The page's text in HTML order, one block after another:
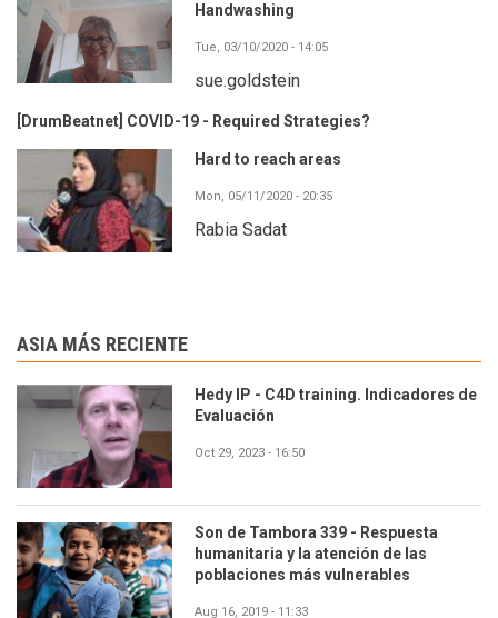
Handwashing
Tue, 03/10/2020 - 14:05
sue.goldstein
[DrumBeatnet] COVID-19 - Required Strategies?
Hard to reach areas
Mon, 05/11/2020 - 20:35
Rabia Sadat
ASIA MÁS RECIENTE
Hedy IP - C4D training. Indicadores de
Evaluación
Oct 29, 2023 - 16:50
Son de Tambora 339 - Respuesta
humanitaria y la atención de las
poblaciones más vulnerables
Aug 16, 2019 - 11:33